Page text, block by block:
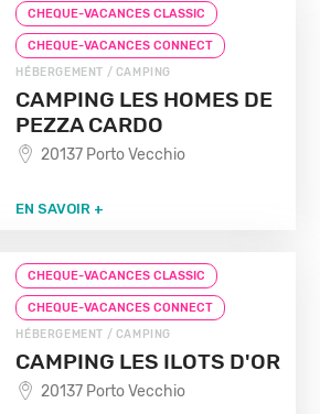
CHEQUE-VACANCES CLASSIC
CHEQUE-VACANCES CONNECT
HÉBERGEMENT / CAMPING
CAMPING LES HOMES DE
PEZZA CARDO
20137 Porto Vecchio
EN SAVOIR +
CHEQUE-VACANCES CLASSIC
CHEQUE-VACANCES CONNECT
HÉBERGEMENT / CAMPING
CAMPING LES ILOTS D'OR
20137 Porto Vecchio